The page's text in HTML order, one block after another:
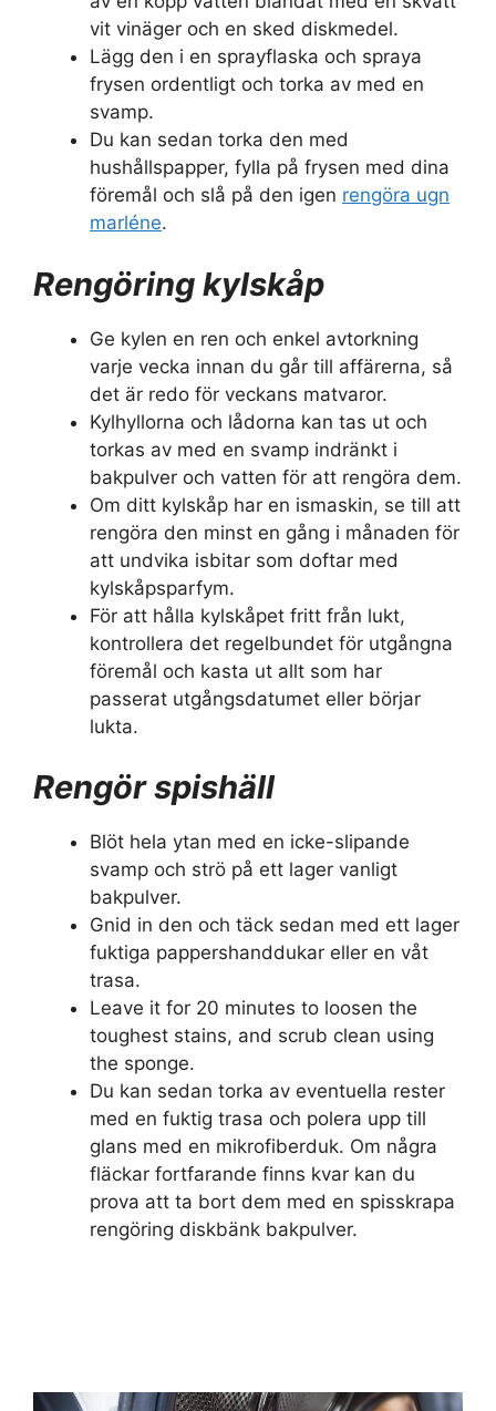
vit vinäger och en sked diskmedel.
Lägg den i en sprayflaska och spraya
frysen ordentligt och torka av med en
svamp.
Du kan sedan torka den med
hushållspapper, fylla på frysen med dina
föremål och slå på den igen rengöra ugn
marléne.
Rengöring kylskåp
Ge kylen en ren och enkel avtorkning
varje vecka innan du går till affärerna, så
det är redo för veckans matvaror.
Kylhyllorna och lådorna kan tas ut och
torkas av med en svamp indränkt i
bakpulver och vatten för att rengöra dem.
Om ditt kylskåp har en ismaskin, se till att
rengöra den minst en gång i månaden för
att undvika isbitar som doftar med
kylskåpsparfym.
För att hålla kylskåpet fritt från lukt,
kontrollera det regelbundet för utgångna
föremål och kasta ut allt som har
passerat utgångsdatumet eller börjar
lukta.
Rengör spishäll
Blöt hela ytan med en icke-slipande
svamp och strö på ett lager vanligt
bakpulver.
Gnid in den och täck sedan med ett lager
fuktiga pappershanddukar eller en våt
trasa.
Leave it for 20 minutes to loosen the
toughest stains, and scrub clean using
the sponge.
Du kan sedan torka av eventuella rester
med en fuktig trasa och polera upp till
glans med en mikrofiberduk. Om några
fläckar fortfarande finns kvar kan du
prova att ta bort dem med en spisskrapa
rengöring diskbänk bakpulver.